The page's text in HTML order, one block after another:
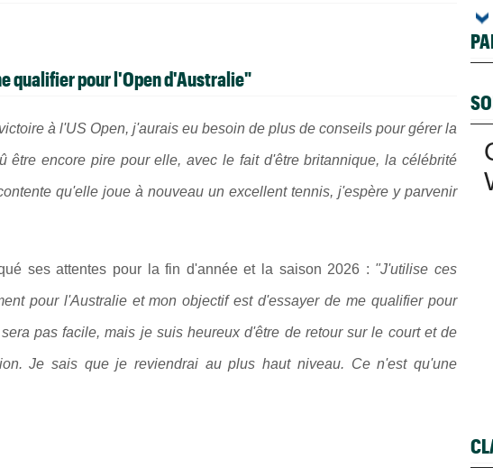
qualifier pour l'Open d'Australie"
à l'US Open, j'aurais eu besoin de plus de conseils pour gérer la
être encore pire pour elle, avec le fait d'être britannique, la célébrité
qu'elle joue à nouveau un excellent tennis, j'espère y parvenir
ses attentes pour la fin d'année et la saison 2026 : "J'utilise ces
pour l'Australie et mon objectif est d'essayer de me qualifier pour
pas facile, mais je suis heureux d'être de retour sur le court et de
Je sais que je reviendrai au plus haut niveau. Ce n'est qu'une